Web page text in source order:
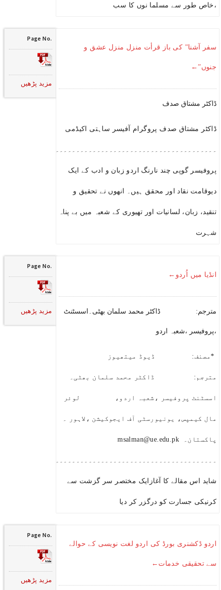
،خاص طور سے مسلما نوں کا سب
سفر آشنا” کی باز قرأت منزل منزل عشق و
جنوں”←
ڈاکٹر مشتاق صدف
ڈاکٹر مشتاق صدف پروگرام آفیسر ساہتی اکیڈمی
پروفیسر گوپی چند نارنگ اردو زبان و ادب کے ایک
دیوقامت نقاد اور محقق ہیں۔ انھوں نے تحقیق و
تنقید، زبان، لسانیات اور تھیوری کے شعبہ میں بے پناہ
شہرت
Page No.
مزید پڑھیں
انڈیا میں اُردو←
مترجم: ڈاکٹر محمد سلمان بھٹی۔اسسٹنٹ
پروفیسر ،شعبہ اردو،
*مصنف: ڈیوڈ میتھیوز
مترجم: ڈاکٹر محمد سلمان بھٹی۔
اسسٹنٹ پروفیسر ،شعبہ اردو، لوئر
مال کیمپس، یونیورسٹی آف ایجوکیشن ،لاہور ۔
پاکستان۔ msalman@ue.edu.pk
شاید اس مقالے کا آغازایک مختصر سر گزشت سے
کرنیکی جسارت کو درگزر کر دیا
Page No.
مزید پڑھیں
اردو ڈکشنری بورڈ کی اردو لغت نویسی کے حوالے
سے تحقیقی خدمات←
Page No.
مزید پڑھیں